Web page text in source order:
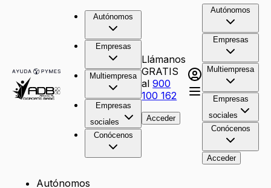
Autónomos
Empresas
Multiempresa
Empresas
sociales
Conócenos
Llámanos
GRATIS
al900
100 162
Acceder
Autónomos
Empresas
Multiempresa
Empresas
sociales
Conócenos
Acceder
Autónomos